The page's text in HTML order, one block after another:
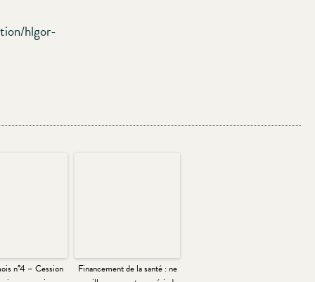
hlgor-
n°4 – Cession
Financement de la santé : ne